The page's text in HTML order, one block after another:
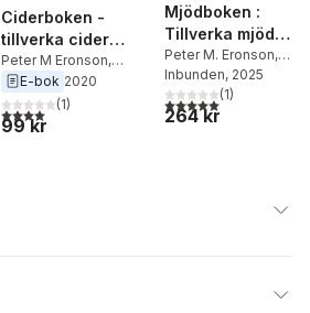
Ciderboken -
tillverka cider
hemma
Peter M Eronson,
Magnus Vasilis
E-bok 2020
4,0utav 5 stjärnor. Totalt antal röster:
(1)
99 kr
Mjödboken :
Tillverka mjöd
hemma
Peter M. Eronson,
Magnus Vasilis
Inbunden, 2025
5,0utav 5 stjärnor.
(1)
264 kr